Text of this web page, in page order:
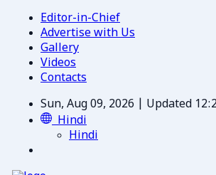
Editor-in-Chief
Advertise with Us
Gallery
Videos
Contacts
Sun, Aug 09, 2026 | Updated
Hindi
Hindi